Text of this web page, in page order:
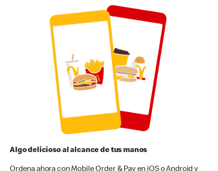
Algo delicioso al alcance de tus manos